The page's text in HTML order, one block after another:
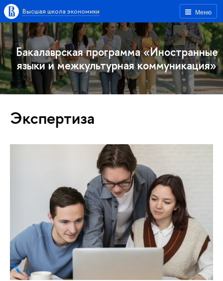
Меню
Высшая школа экономики
Бакалаврская программа «Иностранные
языки и межкультурная коммуникация»
Экспертиза